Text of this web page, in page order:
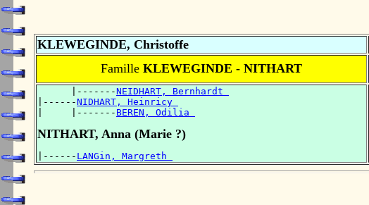
KLEWEGINDE, Christoffe
Famille KLEWEGINDE - NITHART
      |-------
NEIDHART, Bernhardt
|------NIDHART, Heinricy
|     |------- BEREN, Odilia
NITHART, Anna (Marie ?)
|------ LANGin, Margreth